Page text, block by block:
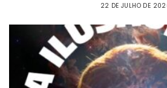
22 DE JULHO DE